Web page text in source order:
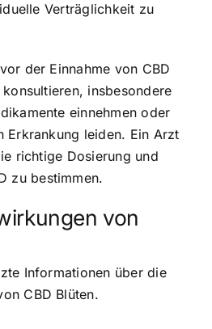
Verträglichkeit zu
der Einnahme von CBD
insbesondere
einnehmen oder
Erkrankung leiden. Ein Arzt
richtige Dosierung und
zu bestimmen.
von
Informationen über die
CBD Blüten.